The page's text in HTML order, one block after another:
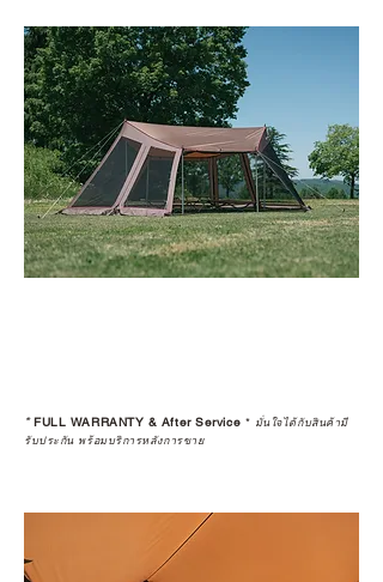
*FULL WARRANTY & After Service * มั่นใจได้กับสินค้ามี
รับประกัน พร้อมบริการหลังการขาย